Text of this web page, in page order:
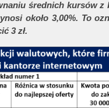
średnich kursów
około 3,00%. To
3 zł.